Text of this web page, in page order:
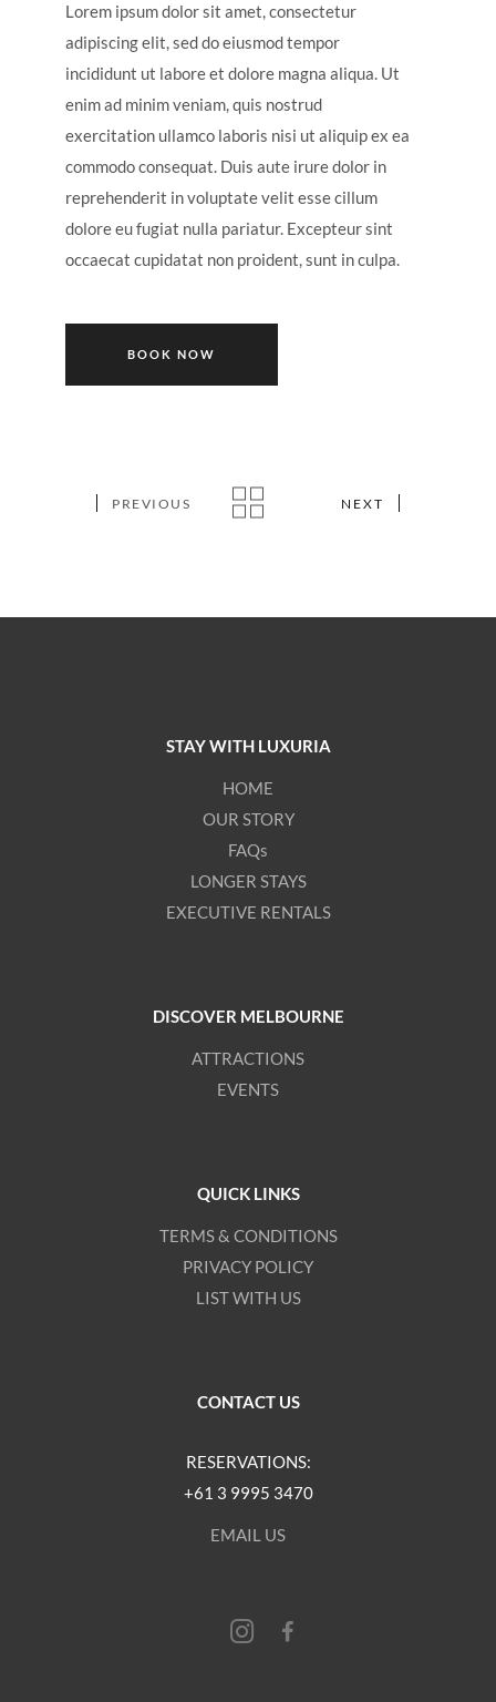
Lorem ipsum dolor sit amet, consectetur
adipiscing elit, sed do eiusmod tempor
incididunt ut labore et dolore magna aliqua. Ut
enim ad minim veniam, quis nostrud
exercitation ullamco laboris nisi ut aliquip ex ea
commodo consequat. Duis aute irure dolor in
reprehenderit in voluptate velit esse cillum
dolore eu fugiat nulla pariatur. Excepteur sint
occaecat cupidatat non proident, sunt in culpa.
BOOK NOW
PREVIOUS NEXT
STAY WITH LUXURIA
HOME
OUR STORY
FAQs
LONGER STAYS
EXECUTIVE RENTALS
DISCOVER MELBOURNE
ATTRACTIONS
EVENTS
QUICK LINKS
TERMS & CONDITIONS
PRIVACY POLICY
LIST WITH US
CONTACT US
RESERVATIONS:
+61 3 9995 3470
EMAIL US